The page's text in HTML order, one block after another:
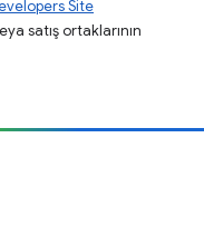
Site
satış ortaklarının